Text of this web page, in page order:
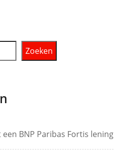
Zoeken
BNP Paribas Fortis lening